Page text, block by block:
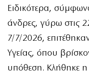
Ειδικότερα,
άνδρες, γύρω στις
7/7/2026,
Υγείας, όπου
υπόθεση. Κλήθηκε